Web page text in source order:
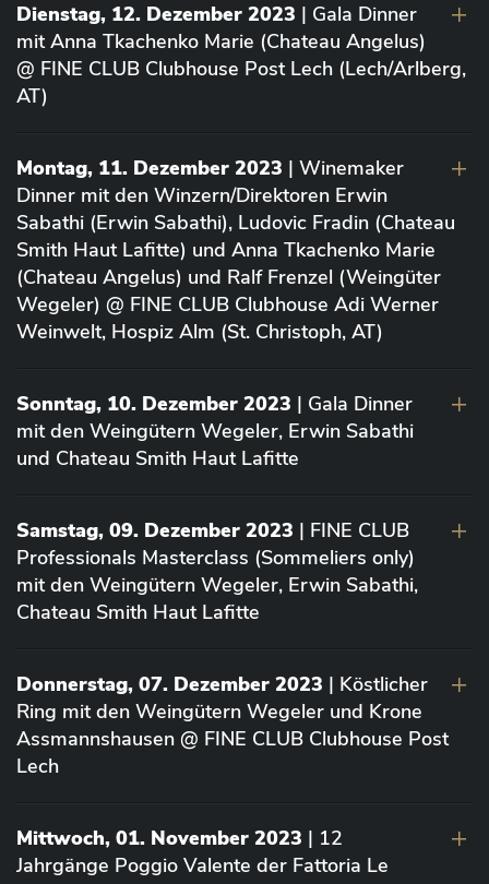
Dienstag, 12. Dezember 2023 | Gala Dinner
mit Anna Tkachenko Marie (Chateau Angelus)
@ FINE CLUB Clubhouse Post Lech (Lech/Arlberg,
AT)
Montag, 11. Dezember 2023 | Winemaker
Dinner mit den Winzern/Direktoren Erwin
Sabathi (Erwin Sabathi), Ludovic Fradin (Chateau
Smith Haut Lafitte) und Anna Tkachenko Marie
(Chateau Angelus) und Ralf Frenzel (Weingüter
Wegeler) @ FINE CLUB Clubhouse Adi Werner
Weinwelt, Hospiz Alm (St. Christoph, AT)
Sonntag, 10. Dezember 2023 | Gala Dinner
mit den Weingütern Wegeler, Erwin Sabathi
und Chateau Smith Haut Lafitte
Samstag, 09. Dezember 2023 | FINE CLUB
Professionals Masterclass (Sommeliers only)
mit den Weingütern Wegeler, Erwin Sabathi,
Chateau Smith Haut Lafitte
Donnerstag, 07. Dezember 2023 | Köstlicher
Ring mit den Weingütern Wegeler und Krone
Assmannshausen @ FINE CLUB Clubhouse Post
Lech
Mittwoch, 01. November 2023 | 12
Jahrgänge Poggio Valente der Fattoria Le